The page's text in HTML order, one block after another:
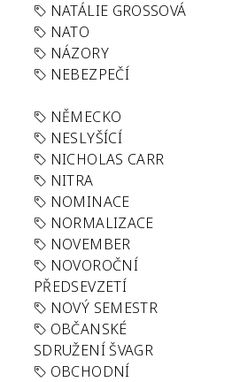
NATÁLIE GROSSOVÁ
NATO
NÁZORY
NEBEZPEČÍ
NĚMECKO
NESLYŠÍCÍ
NICHOLAS CARR
NITRA
NOMINACE
NORMALIZACE
NOVEMBER
NOVOROČNÍ
PŘEDSEVZETÍ
NOVÝ SEMESTR
OBČANSKÉ
SDRUŽENÍ ŠVAGR
OBCHODNÍ